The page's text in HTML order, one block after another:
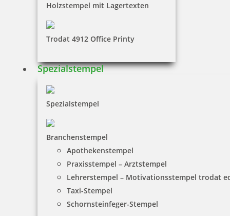
Holzstempel mit Lagertexten
Trodat 4912 Office Printy
Spezialstempel
Spezialstempel
Branchenstempel
Apothekenstempel
Praxisstempel – Arztstempel
Lehrerstempel – Motivationsstempel trodat
Taxi-Stempel
Schornsteinfeger-Stempel